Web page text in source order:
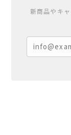
新商品やキ